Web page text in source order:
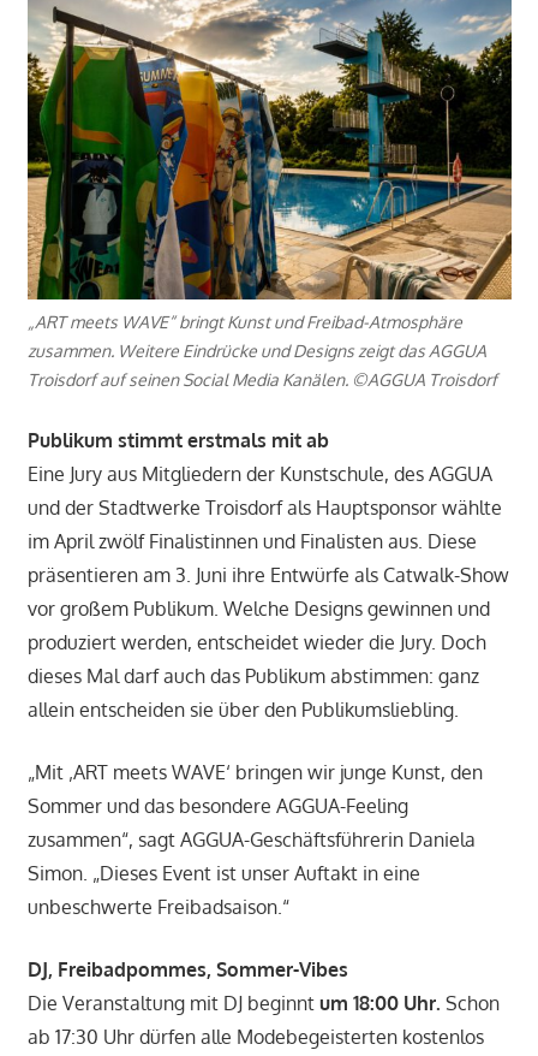
„ART meets WAVE“ bringt Kunst und Freibad-Atmosphäre
zusammen. Weitere Eindrücke und Designs zeigt das AGGUA
Troisdorf auf seinen Social Media Kanälen. ©AGGUA Troisdorf
Publikum stimmt erstmals mit ab
Eine Jury aus Mitgliedern der Kunstschule, des AGGUA
und der Stadtwerke Troisdorf als Hauptsponsor wählte
im April zwölf Finalistinnen und Finalisten aus. Diese
präsentieren am 3. Juni ihre Entwürfe als Catwalk-Show
vor großem Publikum. Welche Designs gewinnen und
produziert werden, entscheidet wieder die Jury. Doch
dieses Mal darf auch das Publikum abstimmen: ganz
allein entscheiden sie über den Publikumsliebling.
„Mit ‚ART meets WAVE‘ bringen wir junge Kunst, den
Sommer und das besondere AGGUA-Feeling
zusammen“, sagt AGGUA-Geschäftsführerin Daniela
Simon. „Dieses Event ist unser Auftakt in eine
unbeschwerte Freibadsaison.“
DJ, Freibadpommes, Sommer-Vibes
Die Veranstaltung mit DJ beginnt um 18:00 Uhr. Schon
ab 17:30 Uhr dürfen alle Modebegeisterten kostenlos